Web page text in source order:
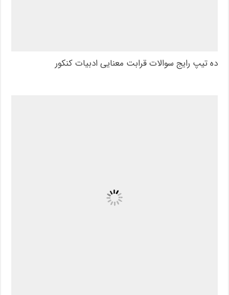
ده تیپ رایج سوالات قرابت معنایی ادبیات کنکور